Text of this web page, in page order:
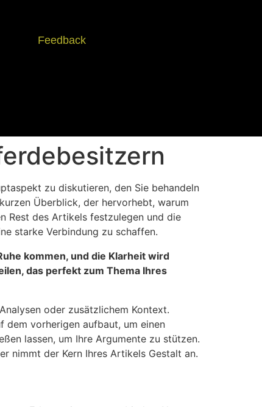
Feedback
zu diskutieren, den Sie behandeln
Überblick, der hervorhebt, warum
Rest des Artikels festzulegen und die
starke Verbindung zu schaffen.
kommen, und die Klarheit wird
das perfekt zum Thema Ihres
oder zusätzlichem Kontext.
dem vorherigen aufbaut, um einen
lassen, um Ihre Argumente zu stützen.
nimmt der Kern Ihres Artikels Gestalt an.